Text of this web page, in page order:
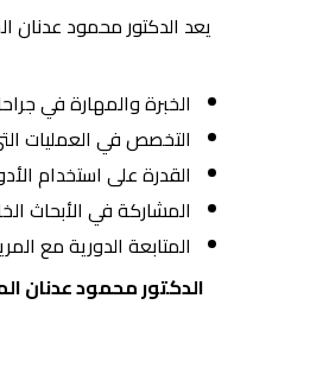
يعد الدكتور محمود
الخبرة والمهارة في
التخصص في العمليات
القدرة على استخدام
المشاركة في الأبحاث
المتابعة الدورية مع
الدكتور محمود عدنان